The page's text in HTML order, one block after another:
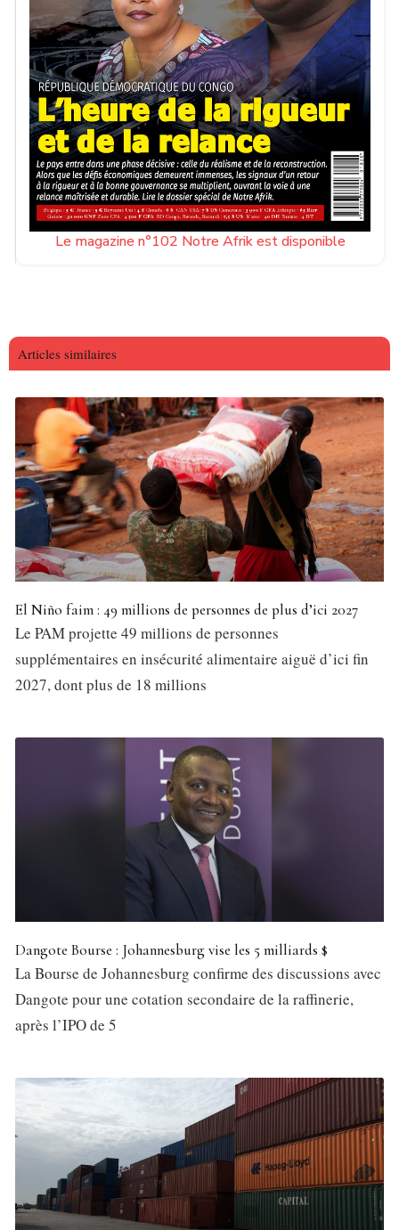
Le magazine n°102 Notre Afrik est disponible
Articles similaires
El Niño faim : 49 millions de personnes de plus d’ici 2027
Le PAM projette 49 millions de personnes
supplémentaires en insécurité alimentaire aiguë d’ici fin
2027, dont plus de 18 millions
Dangote Bourse : Johannesburg vise les 5 milliards $
La Bourse de Johannesburg confirme des discussions avec
Dangote pour une cotation secondaire de la raffinerie,
après l’IPO de 5